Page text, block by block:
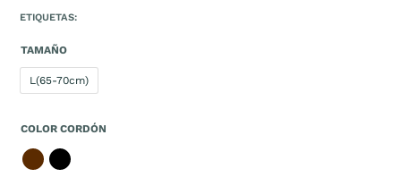
ETIQUETAS:
TAMAÑO
L(65-70cm)
COLOR CORDÓN